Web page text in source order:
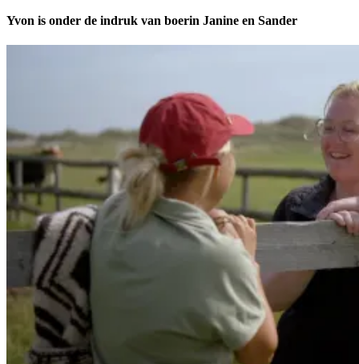
Yvon is onder de indruk van boerin Janine en Sander